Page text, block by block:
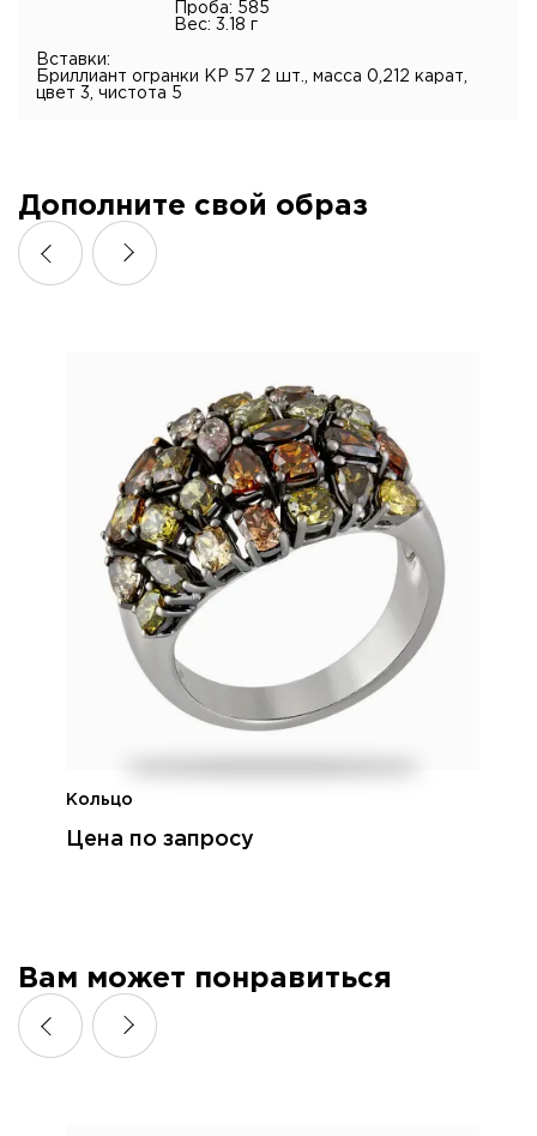
Проба: 585
Вес: 3.18 г
Вставки:
Бриллиант огранки КР 57 2 шт., масса 0,212 карат,
цвет 3, чистота 5
Дополните свой образ
Кольцо
Цена по запросу
Вам может понравиться